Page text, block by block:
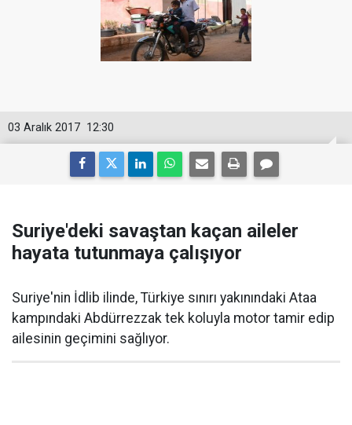
12:30
03 Aralık 2017
Suriye'deki savaştan kaçan aileler
hayata tutunmaya çalışıyor
Suriye'nin İdlib ilinde, Türkiye sınırı yakınındaki Ataa
kampındaki Abdürrezzak tek koluyla motor tamir edip
ailesinin geçimini sağlıyor.